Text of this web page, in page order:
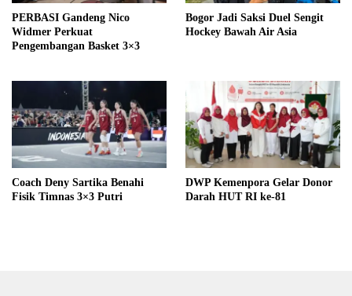
PERBASI Gandeng Nico
Widmer Perkuat
Pengembangan Basket 3×3
Bogor Jadi Saksi Duel Sengit
Hockey Bawah Air Asia
Coach Deny Sartika Benahi
Fisik Timnas 3×3 Putri
DWP Kemenpora Gelar Donor
Darah HUT RI ke-81